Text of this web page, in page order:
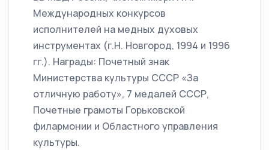
Международных конкурсов
исполнителей на медных духовых
инструментах (г.Н. Новгород, 1994 и 1996
гг.). Награды: Почетный знак
Министерства культуры СССР «За
отличную работу», 7 медалей СССР,
Почетные грамоты Горьковской
филармонии и Областного управления
культуры.